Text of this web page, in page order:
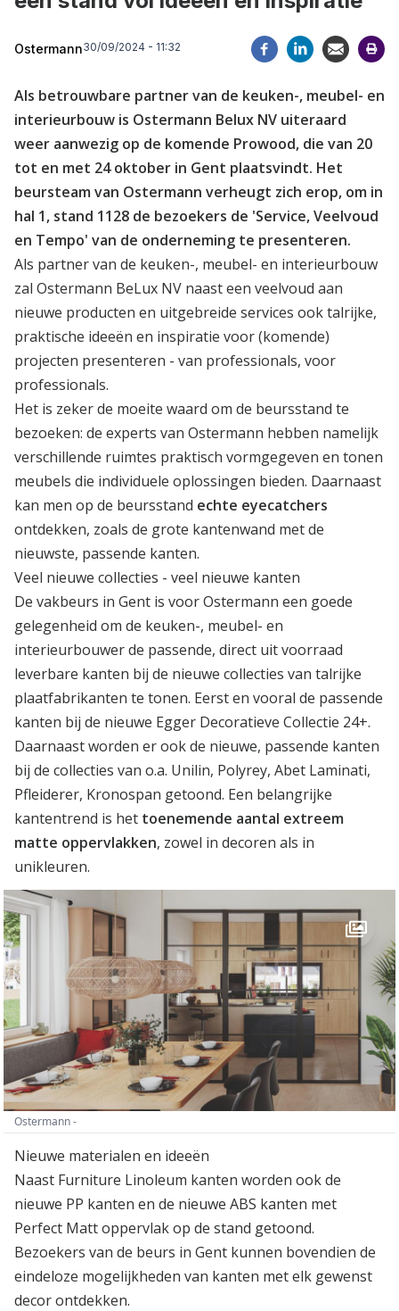
Ostermann30/09/2024 - 11:32
Als betrouwbare partner van de keuken-, meubel- en
interieurbouw is Ostermann Belux NV uiteraard
weer aanwezig op de komende Prowood, die van 20
tot en met 24 oktober in Gent plaatsvindt. Het
beursteam van Ostermann verheugt zich erop, om in
hal 1, stand 1128 de bezoekers de 'Service, Veelvoud
en Tempo' van de onderneming te presenteren.
Als partner van de keuken-, meubel- en interieurbouw
zal Ostermann BeLux NV naast een veelvoud aan
nieuwe producten en uitgebreide services ook talrijke,
praktische ideeën en inspiratie voor (komende)
projecten presenteren - van professionals, voor
professionals.
Het is zeker de moeite waard om de beursstand te
bezoeken: de experts van Ostermann hebben namelijk
verschillende ruimtes praktisch vormgegeven en tonen
meubels die individuele oplossingen bieden. Daarnaast
kan men op de beursstand echte eyecatchers
ontdekken, zoals de grote kantenwand met de
nieuwste, passende kanten.
Veel nieuwe collecties - veel nieuwe kanten
De vakbeurs in Gent is voor Ostermann een goede
gelegenheid om de keuken-, meubel- en
interieurbouwer de passende, direct uit voorraad
leverbare kanten bij de nieuwe collecties van talrijke
plaatfabrikanten te tonen. Eerst en vooral de passende
kanten bij de nieuwe Egger Decoratieve Collectie 24+.
Daarnaast worden er ook de nieuwe, passende kanten
bij de collecties van o.a. Unilin, Polyrey, Abet Laminati,
Pfleiderer, Kronospan getoond. Een belangrijke
kantentrend is het toenemende aantal extreem
matte oppervlakken, zowel in decoren als in
unikleuren.
Ostermann -
Nieuwe materialen en ideeën
Naast Furniture Linoleum kanten worden ook de
nieuwe PP kanten en de nieuwe ABS kanten met
Perfect Matt oppervlak op de stand getoond.
Bezoekers van de beurs in Gent kunnen bovendien de
eindeloze mogelijkheden van kanten met elk gewenst
decor ontdekken.